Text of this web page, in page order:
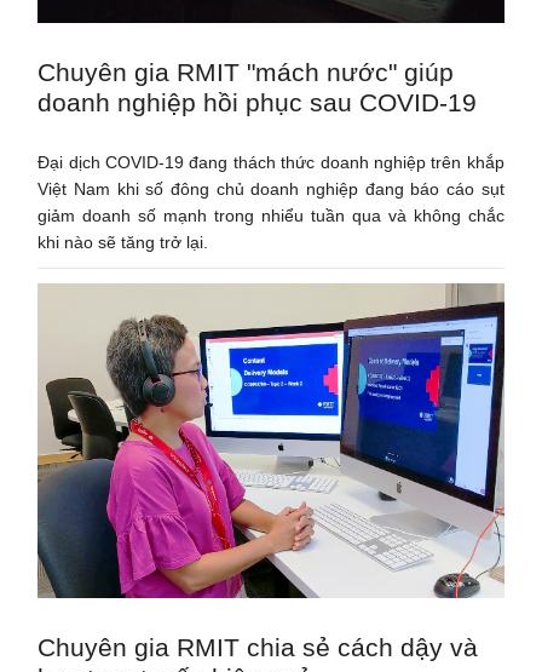
Chuyên gia RMIT "mách nước" giúp
doanh nghiệp hồi phục sau COVID-19
Đại dịch COVID-19 đang thách thức doanh nghiệp trên khắp
Việt Nam khi số đông chủ doanh nghiệp đang báo cáo sụt
giảm doanh số mạnh trong nhiểu tuần qua và không chắc
khi nào sẽ tăng trở lại.
Chuyên gia RMIT chia sẻ cách dậy và